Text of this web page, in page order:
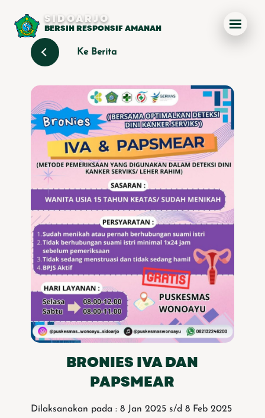
SIDOARJO
BERSIH RESPONSIF AMANAH
Ke Berita
BRONIES IVA DAN
PAPSMEAR
Dilaksanakan pada : 8 Jan 2025 s/d 8 Feb 2025